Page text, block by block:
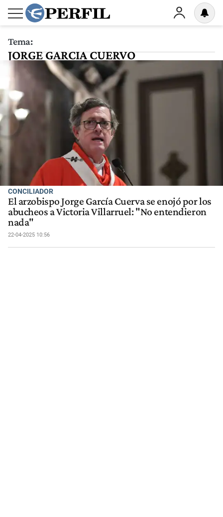
Tema:
JORGE GARCIA CUERVO
CONCILIADOR
El arzobispo Jorge García Cuerva se enojó por los
abucheos a Victoria Villarruel: "No entendieron
nada"
22-04-2025 10:56